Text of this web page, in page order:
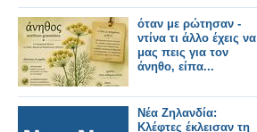
όταν με ρώτησαν -
ντίνα τι άλλο έχεις να
μας πεις για τον
άνηθο, είπα...
Νέα Ζηλανδία:
Κλέφτες έκλεισαν τη